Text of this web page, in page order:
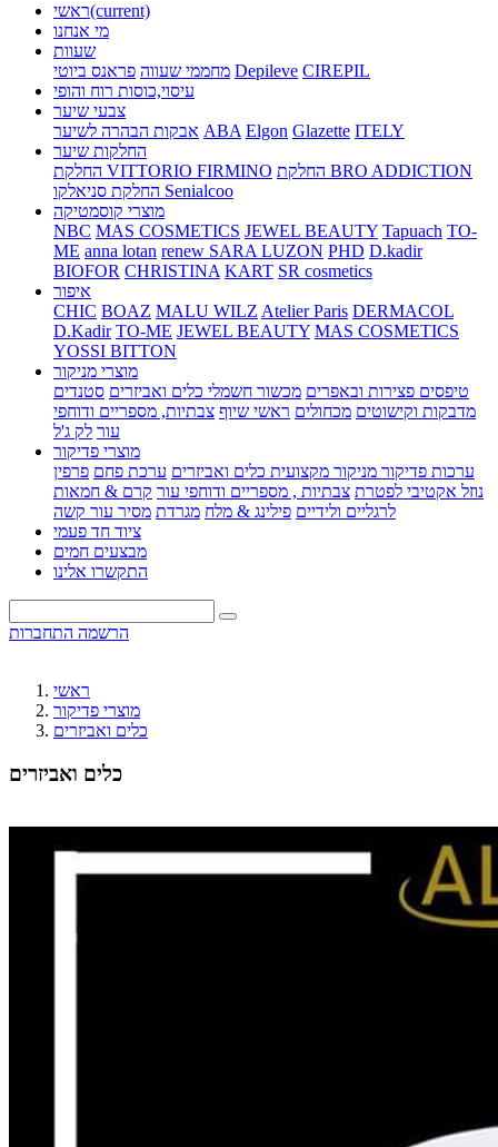
ראשי(current)
מי אנחנו
שעוות
מחממי שעווה פראנס ביוטי Depileve CIREPIL
עיסוי,כוסות רוח והופי
צבעי שיער
אבקות הבהרה לשיער ABA Elgon Glazette ITELY
החלקות שיער
החלקת VITTORIO FIRMINO
החלקת BRO ADDICTION
החלקת סניאלקו Senialcoo
מוצרי קוסמטיקה
NBC MAS COSMETICS JEWEL BEAUTY Tapuach TO-
ME anna lotan renew SARA LUZON PHD D.kadir
BIOFOR CHRISTINA KART SR cosmetics
איפור
CHIC BOAZ MALU WILZ Atelier Paris DERMACOL
D.Kadir TO-ME JEWEL BEAUTY MAS COSMETICS
YOSSI BITTON
מוצרי מניקור
טיפסים פצירות ובאפרים מכשור חשמלי כלים ואביזרים סטנדים
מדבקות וקישוטים מכחולים ראשי שיוף צבתיות, מספריים ודוחפי
עור לק ג'ל
מוצרי פדיקור
ערכות פדיקור מניקור מקצועית כלים ואביזרים ערכת פחם פרפין
נוזל אקטיבי לפטרת צבתיות , מספריים ודוחפי עור קרם & חמאות
לרגליים ולידיים פילינג & מלח מגרדת מסיר עור קשה
ציוד חד פעמי
מבצעים חמים
התקשרו אלינו
הרשמה התחברות
ראשי
מוצרי פדיקור
כלים ואביזרים
כלים ואביזרים